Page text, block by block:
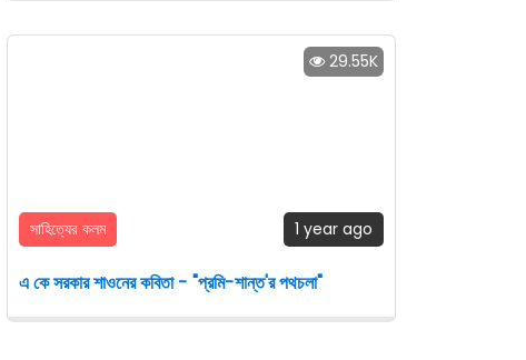
29.55K
সাহিত্যের কলম 1 year ago
এ কে সরকার শাওনের কবিতা - "প্রমি-শান্ত'র পথচলা"